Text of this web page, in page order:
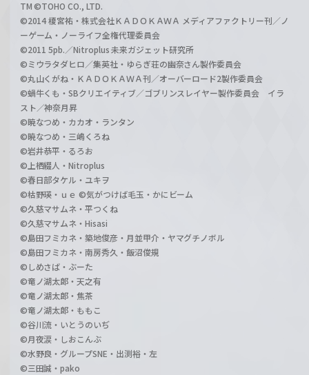
TM ©TOHO CO., LTD.
©2014 榎宮祐・株式会社ＫＡＤＯＫＡＷＡ メディアファクトリー刊／ノ
ーゲーム・ノーライフ全権代理委員会
©2011 5pb.／Nitroplus 未来ガジェット研究所
©ミウラタダヒロ／集英社・ゆらぎ荘の幽奈さん製作委員会
©丸山くがね・ＫＡＤＯＫＡＷＡ刊／オーバーロード2製作委員会
©蝸牛くも・SBクリエイティブ／ゴブリンスレイヤー製作委員会 イラ
スト／神奈月昇
©暁なつめ・カカオ・ランタン
©暁なつめ・三嶋くろね
©岩井恭平・るろお
©上栖綴人・Nitroplus
©春日部タケル・ユキヲ
©枯野瑛・ｕｅ ©気がつけば毛玉・かにビーム
©久慈マサムネ・平つくね
©久慈マサムネ・Hisasi
©島田フミカネ・築地俊彦・月並甲介・ヤマグチノボル
©島田フミカネ・南房秀久・飯沼俊規
©しめさば・ぶーた
©竜ノ湖太郎・天之有
©竜ノ湖太郎・焦茶
©竜ノ湖太郎・ももこ
©谷川流・いとうのいぢ
©月夜涙・しおこんぶ
©水野良・グループSNE・出渕裕・左
©三田誠・pako